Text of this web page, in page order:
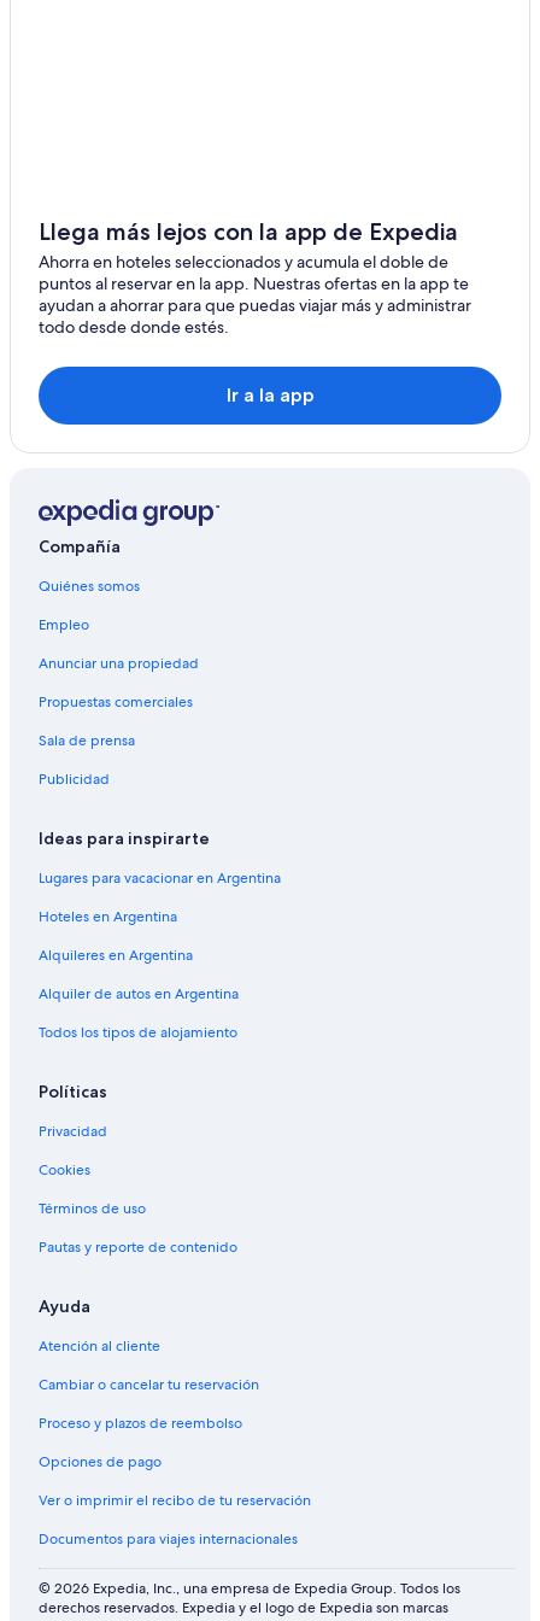
Condado de Vrancea
Valcea
Vuelos a Jimbolia
Vuelos desde Condado de Prahova
Vuelos desde Condado de Bistrița-Năsăud
Vuelos desde Ilfov
Vuelos a Girov
Vuelos a Câinenii Mici
Vuelos desde Constanța
Vuelos desde Condado de Botoșani
Vuelos a Cristian
Vuelos a Fagaras
Vuelos desde Sibiu
Vuelos a Adjud
Vuelos a Vaslui
Vuelos desde Condado de Satu Mare
Llega más lejos con la app de Expedia
Ahorra en hoteles seleccionados y acumula el doble de
puntos al reservar en la app. Nuestras ofertas en la app te
ayudan a ahorrar para que puedas viajar más y administrar
todo desde donde estés.
Ir a la app
Compañía
Quiénes somos
Empleo
Anunciar una propiedad
Propuestas comerciales
Sala de prensa
Publicidad
Ideas para inspirarte
Lugares para vacacionar en Argentina
Hoteles en Argentina
Alquileres en Argentina
Alquiler de autos en Argentina
Todos los tipos de alojamiento
Políticas
Privacidad
Cookies
Términos de uso
Pautas y reporte de contenido
Ayuda
Atención al cliente
Cambiar o cancelar tu reservación
Proceso y plazos de reembolso
Opciones de pago
Ver o imprimir el recibo de tu reservación
Documentos para viajes internacionales
© 2026 Expedia, Inc., una empresa de Expedia Group. Todos los
derechos reservados. Expedia y el logo de Expedia son marcas